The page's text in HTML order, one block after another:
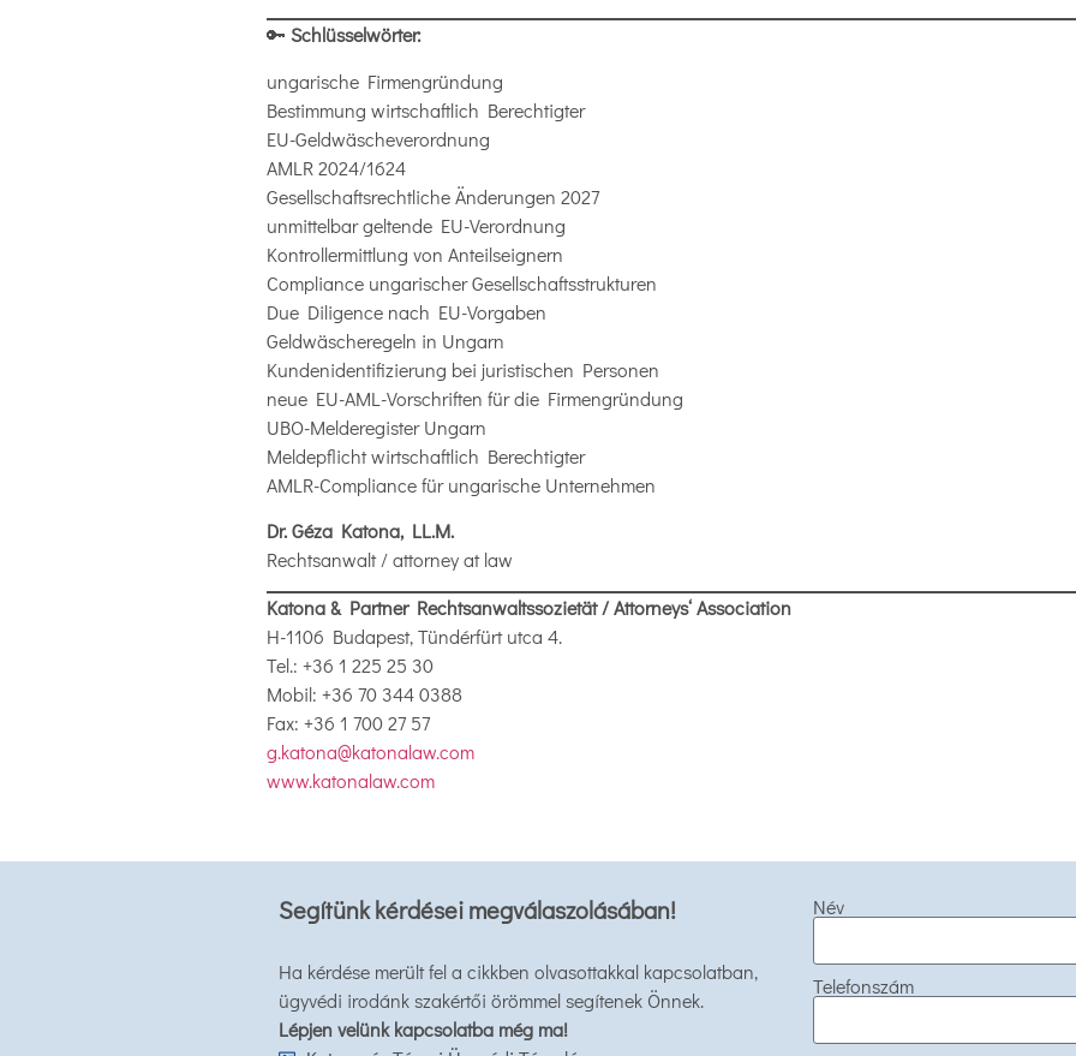
🔑 Schlüsselwörter:
ungarische Firmengründung
Bestimmung wirtschaftlich Berechtigter
EU-Geldwäscheverordnung
AMLR 2024/1624
Gesellschaftsrechtliche Änderungen 2027
unmittelbar geltende EU-Verordnung
Kontrollermittlung von Anteilseignern
Compliance ungarischer Gesellschaftsstrukturen
Due Diligence nach EU-Vorgaben
Geldwäscheregeln in Ungarn
Kundenidentifizierung bei juristischen Personen
neue EU-AML-Vorschriften für die Firmengründung
UBO-Melderegister Ungarn
Meldepflicht wirtschaftlich Berechtigter
AMLR-Compliance für ungarische Unternehmen
Dr. Géza Katona, LL.M.
Rechtsanwalt / attorney at law
Katona & Partner Rechtsanwaltssozietät / Attorneys‘ Association
H-1106 Budapest, Tündérfürt utca 4.
Tel.: +36 1 225 25 30
Mobil: +36 70 344 0388
Fax: +36 1 700 27 57
g.katona@katonalaw.com
www.katonalaw.com
Segítünk kérdései megválaszolásában!
Ha kérdése merült fel a cikkben olvasottakkal kapcsolatban,
ügyvédi irodánk szakértői örömmel segítenek Önnek.
Lépjen velünk kapcsolatba még ma!
Név
Telefonszám